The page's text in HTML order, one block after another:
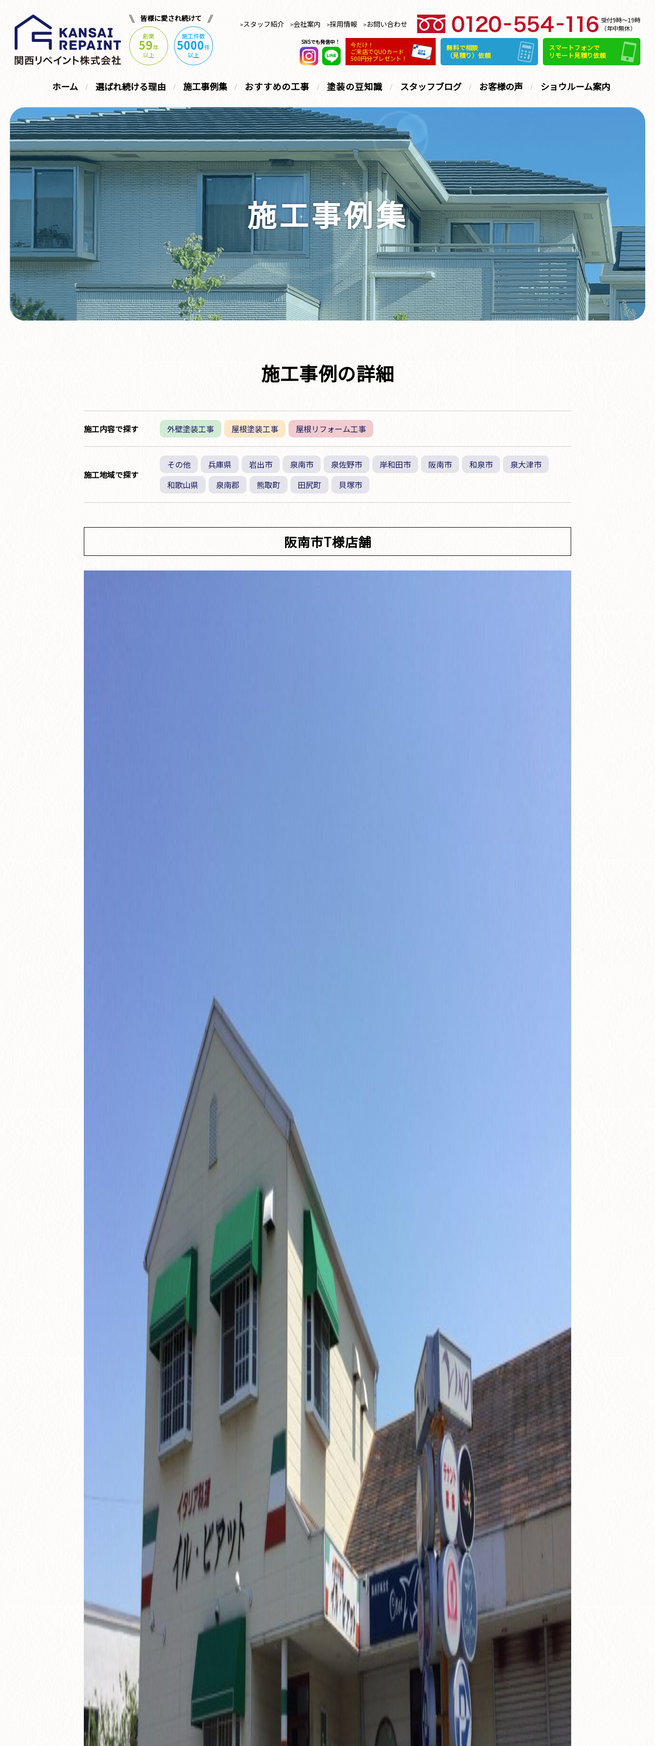
皆様に愛され続けて
創業
59年
以上
施工件数
5000件
以上
スタッフ紹介 会社案内 採用情報 お問い合わせ
受付9時～19時
（年中無休）
SNSでも発信中！
今だけ！
ご来店でQUOカード
500円分プレゼント！
無料で相談
（見積り）依頼
スマートフォンで
リモート見積り依頼
ホーム 選ばれ続ける理由 施工事例集 おすすめの工事 塗装の豆知識 スタッフブログ お客様の声 ショウルーム案内
施工事例集
施工事例の詳細
施工内容で探す 外壁塗装工事 屋根塗装工事 屋根リフォーム工事
施工地域で探す
その他 兵庫県 岩出市 泉南市 泉佐野市 岸和田市 阪南市 和泉市
泉大津市
和歌山県
泉南郡 熊取町 田尻町 貝塚市
阪南市T様店舗